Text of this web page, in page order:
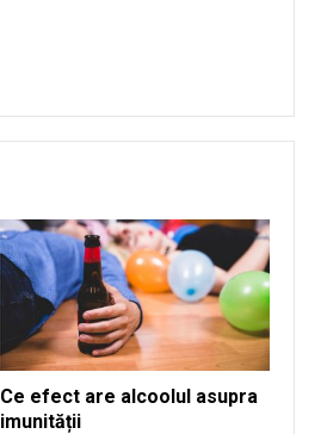
Ce efect are alcoolul asupra
imunității